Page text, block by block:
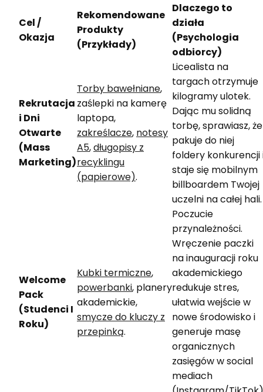
Cel /
Okazja
Rekomendowane
Produkty
(Przykłady)
Dlaczego to
działa
(Psychologia
odbiorcy)
Rekrutacja
i Dni
Otwarte
(Mass
Marketing)
Torby bawełniane,
zaślepki na kamerę
laptopa,
zakreślacze, notesy
A5,długopisy z
recyklingu
(papierowe).
Licealista na
targach otrzymuje
kilogramy ulotek.
Dając mu solidną
torbę, sprawiasz, że
pakuje do niej
foldery konkurencji
staje się mobilnym
billboardem Twojej
uczelni na całej hali.
Welcome
Pack
(Studenci I
Roku)
Kubki termiczne,
powerbanki, planery
akademickie,
smycze do kluczy z
przepinką.
Poczucie
przynależności.
Wręczenie paczki
na inauguracji roku
akademickiego
redukuje stres,
ułatwia wejście w
nowe środowisko i
generuje masę
organicznych
zasięgów w social
mediach